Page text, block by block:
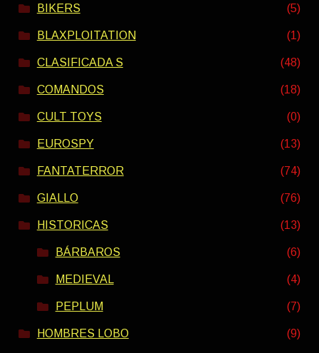
BIKERS (5)
BLAXPLOITATION (1)
CLASIFICADA S (48)
COMANDOS (18)
CULT TOYS (0)
EUROSPY (13)
FANTATERROR (74)
GIALLO (76)
HISTORICAS (13)
BÁRBAROS (6)
MEDIEVAL (4)
PEPLUM (7)
HOMBRES LOBO (9)